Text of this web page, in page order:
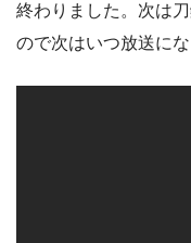
終わりました。次は
ので次はいつ放送に